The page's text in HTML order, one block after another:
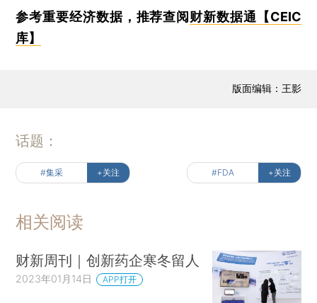
参考重要经济数据，推荐查阅财新数据通【CEIC
库】
版面编辑：王影
话题：
#集采 +关注 #FDA +关注
相关阅读
财新周刊｜创新药企寒冬留人
2023年01月14日 APP打开